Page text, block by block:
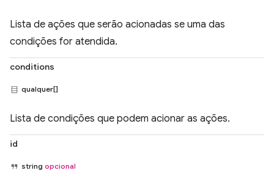
Lista de ações que serão acionadas se uma das
condições for atendida.
conditions
qualquer[]
Lista de condições que podem acionar as ações.
id
string opcional